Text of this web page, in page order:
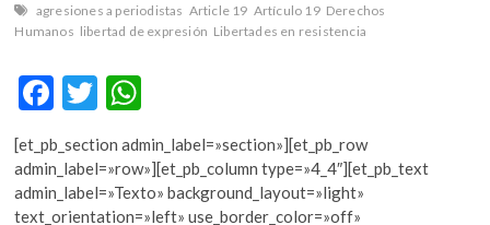
agresiones a periodistas Article 19 Artículo 19 Derechos
Humanos libertad de expresión Libertades en resistencia
F
e
b
T
w
itt
er
h
at
s
[et_pb_section admin_label=»section»][et_pb_row
admin_label=»row»][et_pb_column type=»4_4″][et_pb_text
admin_label=»Texto» background_layout=»light»
text_orientation=»left» use_border_color=»off»